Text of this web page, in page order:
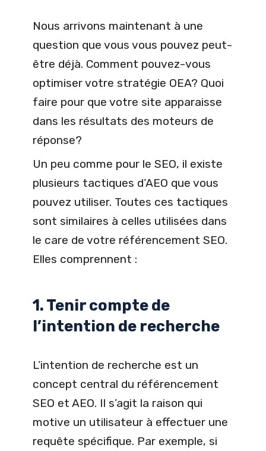
Nous arrivons maintenant à une
question que vous vous pouvez peut-
être déjà. Comment pouvez-vous
optimiser votre stratégie OEA? Quoi
faire pour que votre site apparaisse
dans les résultats des moteurs de
réponse?
Un peu comme pour le SEO, il existe
plusieurs tactiques d’AEO que vous
pouvez utiliser. Toutes ces tactiques
sont similaires à celles utilisées dans
le care de votre référencement SEO.
Elles comprennent :
1. Tenir compte de
l’intention de recherche
L’intention de recherche est un
concept central du référencement
SEO et AEO. Il s’agit la raison qui
motive un utilisateur à effectuer une
requête spécifique. Par exemple, si